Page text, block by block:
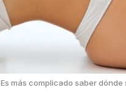
Es más complicado saber dónde